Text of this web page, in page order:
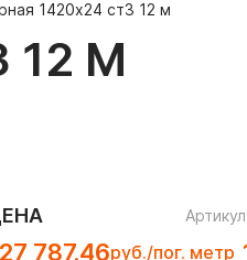
1420х24 ст3 12 м
12 М
787.46руб./пог. метр